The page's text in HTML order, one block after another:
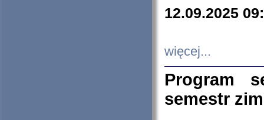
12.09.2025
więcej...
Program
semestr